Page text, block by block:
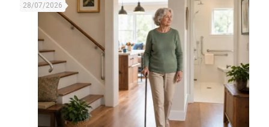
28/07/2026